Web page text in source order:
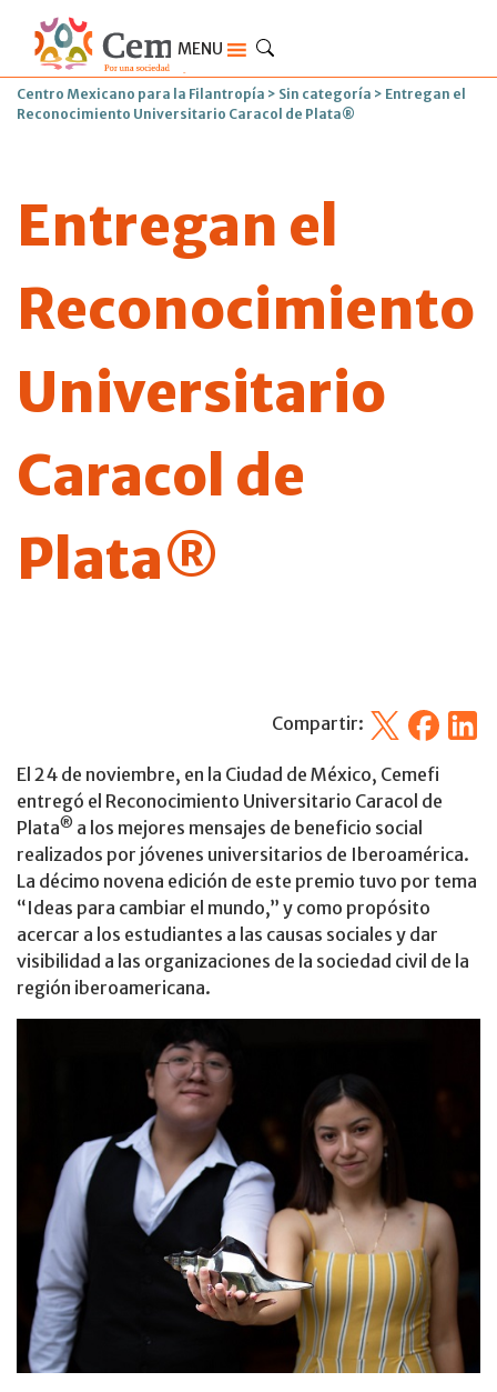
MENU
Centro Mexicano para la Filantropía > Sin categoría > Entregan el
Reconocimiento Universitario Caracol de Plata®
Entregan el
Reconocimiento
Universitario
Caracol de
Plata®
Compartir: X Facebook
El 24 de noviembre, en la Ciudad de México, Cemefi
entregó el Reconocimiento Universitario Caracol de
Plata® a los mejores mensajes de beneficio social
realizados por jóvenes universitarios de Iberoamérica.
La décimo novena edición de este premio tuvo por tema
“Ideas para cambiar el mundo,” y como propósito
acercar a los estudiantes a las causas sociales y dar
visibilidad a las organizaciones de la sociedad civil de la
región iberoamericana.